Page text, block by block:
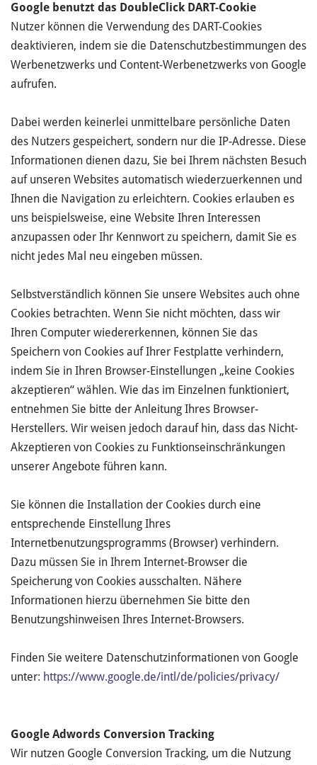
Google benutzt das DoubleClick DART-Cookie
Nutzer können die Verwendung des DART-Cookies
deaktivieren, indem sie die Datenschutzbestimmungen des
Werbenetzwerks und Content-Werbenetzwerks von Google
aufrufen.
Dabei werden keinerlei unmittelbare persönliche Daten
des Nutzers gespeichert, sondern nur die IP-Adresse. Diese
Informationen dienen dazu, Sie bei Ihrem nächsten Besuch
auf unseren Websites automatisch wiederzuerkennen und
Ihnen die Navigation zu erleichtern. Cookies erlauben es
uns beispielsweise, eine Website Ihren Interessen
anzupassen oder Ihr Kennwort zu speichern, damit Sie es
nicht jedes Mal neu eingeben müssen.
Selbstverständlich können Sie unsere Websites auch ohne
Cookies betrachten. Wenn Sie nicht möchten, dass wir
Ihren Computer wiedererkennen, können Sie das
Speichern von Cookies auf Ihrer Festplatte verhindern,
indem Sie in Ihren Browser-Einstellungen „keine Cookies
akzeptieren“ wählen. Wie das im Einzelnen funktioniert,
entnehmen Sie bitte der Anleitung Ihres Browser-
Herstellers. Wir weisen jedoch darauf hin, dass das Nicht-
Akzeptieren von Cookies zu Funktionseinschränkungen
unserer Angebote führen kann.
Sie können die Installation der Cookies durch eine
entsprechende Einstellung Ihres
Internetbenutzungsprogramms (Browser) verhindern.
Dazu müssen Sie in Ihrem Internet-Browser die
Speicherung von Cookies ausschalten. Nähere
Informationen hierzu übernehmen Sie bitte den
Benutzungshinweisen Ihres Internet-Browsers.
Finden Sie weitere Datenschutzinformationen von Google
unter: https://www.google.de/intl/de/policies/privacy/
Google Adwords Conversion Tracking
Wir nutzen Google Conversion Tracking, um die Nutzung